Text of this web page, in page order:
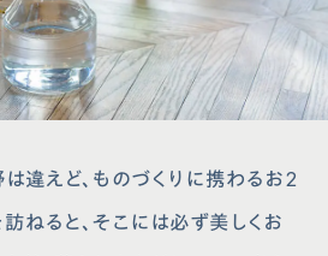
は違えど、ものづくりに携わるお2
ねると、そこには必ず美しくお